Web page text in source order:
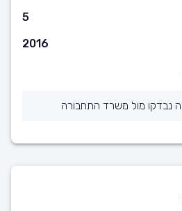
5
2016
נבדקו מול משרד התחבורה